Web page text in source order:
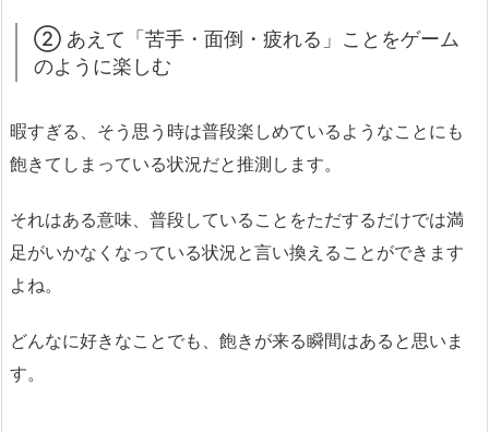
② あえて「苦手・面倒・疲れる」ことをゲーム
のように楽しむ
暇すぎる、そう思う時は普段楽しめているようなことにも
飽きてしまっている状況だと推測します。
それはある意味、普段していることをただするだけでは満
足がいかなくなっている状況と言い換えることができます
よね。
どんなに好きなことでも、飽きが来る瞬間はあると思いま
す。